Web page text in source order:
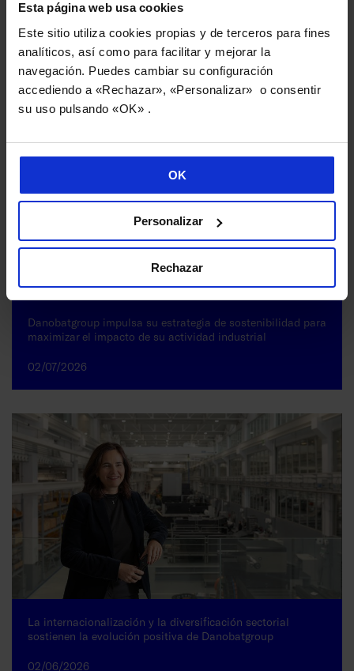
Esta página web usa cookies
Este sitio utiliza cookies propias y de terceros para fines
analíticos, así como para facilitar y mejorar la
navegación. Puedes cambiar su configuración
accediendo a «Rechazar», «Personalizar» o consentir
su uso pulsando «OK» .
OK
Personalizar
Rechazar
Noticias que también te pueden interesar
Danobatgroup impulsa su estrategia de sostenibilidad para
maximizar el impacto de su actividad industrial
02/07/2026
La internacionalización y la diversificación sectorial
sostienen la evolución positiva de Danobatgroup
02/06/2026